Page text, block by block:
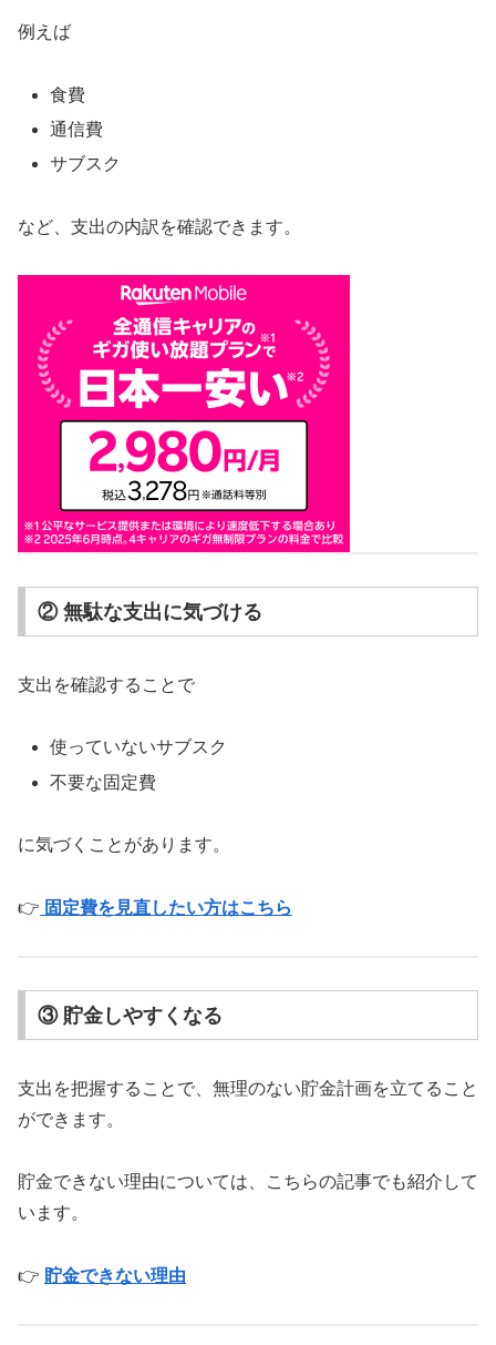
例えば
食費
通信費
サブスク
など、支出の内訳を確認できます。
② 無駄な支出に気づける
支出を確認することで
使っていないサブスク
不要な固定費
に気づくことがあります。
👉 固定費を見直したい方はこちら
③ 貯金しやすくなる
支出を把握することで、無理のない貯金計画を立てること
ができます。
貯金できない理由については、こちらの記事でも紹介して
います。
👉 貯金できない理由